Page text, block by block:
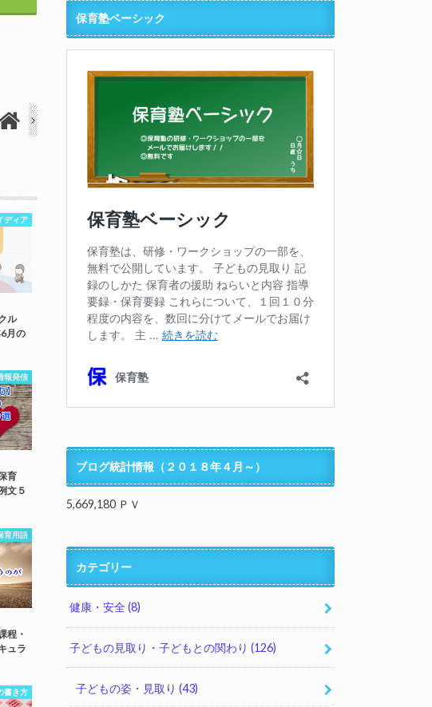
ディア
ル
月の
報発信
育
文５
育用語
程・
ュラ
書き方
保育塾ベーシック
ブログ統計情報（２０１８年４月～）
5,669,180 ＰＶ
カテゴリー
健康・安全(8)
子どもの見取り・子どもとの関わり(126)
子どもの姿・見取り (43)